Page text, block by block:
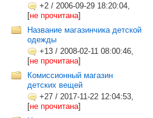
+2 / 2006-09-29 18:20:04,
[не прочитана]
Название магазинчика детской
одежды
+13 / 2008-02-11 08:00:46,
[не прочитана]
Комиссионный магазин
детских вещей
+27 / 2017-11-22 12:04:53,
[не прочитана]